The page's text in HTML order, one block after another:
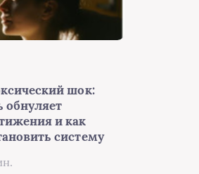
шок:
обнуляет
и как
систему